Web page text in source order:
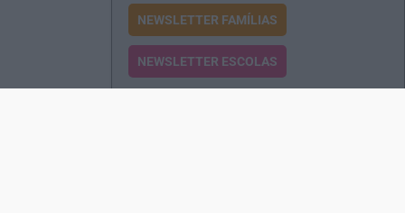
NEWSLETTER FAMÍLIAS
NEWSLETTER ESCOLAS